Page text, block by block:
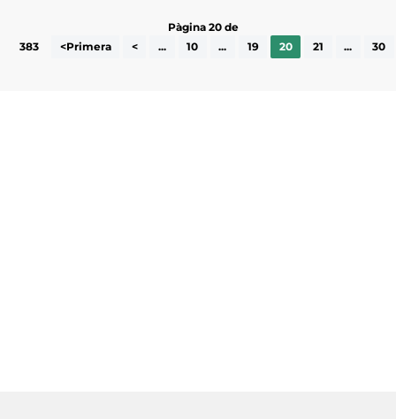
Pàgina 20 de
383
<Primera < ... 10 ... 19 20 21 ... 30